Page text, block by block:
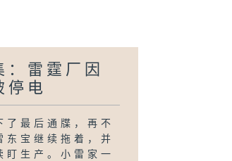
：雷霆厂因
停电
了最后通牒，再不
东宝继续拖着，并
盯生产。小雷家一